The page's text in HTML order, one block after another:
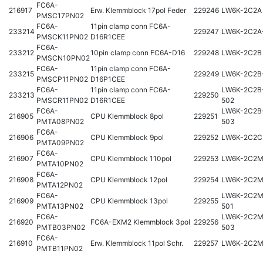
216917
FC6A-
PMSC17PN02
Erw. Klemmblock 17pol Feder 229246 LW6K-2C2A
233214
FC6A-
PMSCK11PN02
11pin clamp conn FC6A-
D16R1CEE
229247 LW6K-
233212
FC6A-
PMSCN10PN02
10pin clamp conn FC6A-D16 229248 LW6K-2C2B
233215
FC6A-
PMSCP11PN02
11pin clamp conn FC6A-
D16P1CEE
229249 LW6K-
233213
FC6A-
PMSCR11PN02
11pin clamp conn FC6A-
D16R1CEE
229250
LW6K-
502
216905
FC6A-
PMTA08PN02
CPU Klemmblock 8pol 229251
LW6K-
503
216906
FC6A-
PMTA09PN02
CPU Klemmblock 9pol 229252 LW6K-2C2C
216907
FC6A-
PMTA10PN02
CPU Klemmblock 110pol 229253 LW6K-
216908
FC6A-
PMTA12PN02
CPU Klemmblock 12pol 229254 LW6K-
216909
FC6A-
PMTA13PN02
CPU Klemmblock 13pol 229255
LW6K-
501
216920
FC6A-
PMTB03PN02
FC6A-EXM2 Klemmblock 3pol 229256
LW6K-
503
216910
FC6A-
PMTB11PN02
Erw. Klemmblock 11pol Schr. 229257 LW6K-